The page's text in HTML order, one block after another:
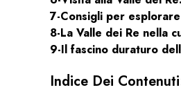
7-Consigli per
8-La Valle dei Re nella
9-Il fascino duraturo
Indice Dei